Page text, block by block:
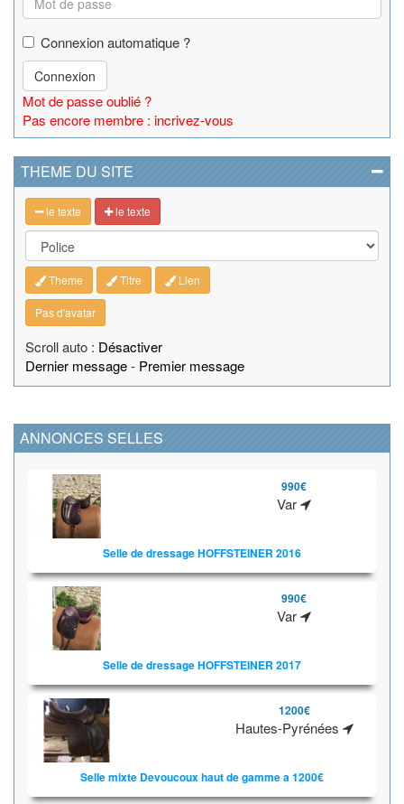
Connexion automatique ?
Connexion
Mot de passe oublié ?
Pas encore membre : incrivez-vous
THEME DU SITE
le texte le texte
Theme Titre Lien
Pas d'avatar
Scroll auto : Désactiver
Dernier message- Premier message
ANNONCES SELLES
990€
Var
Selle de dressage HOFFSTEINER 2016
990€
Var
Selle de dressage HOFFSTEINER 2017
1200€
Hautes-Pyrénées
Selle mixte Devoucoux haut de gamme a 1200€